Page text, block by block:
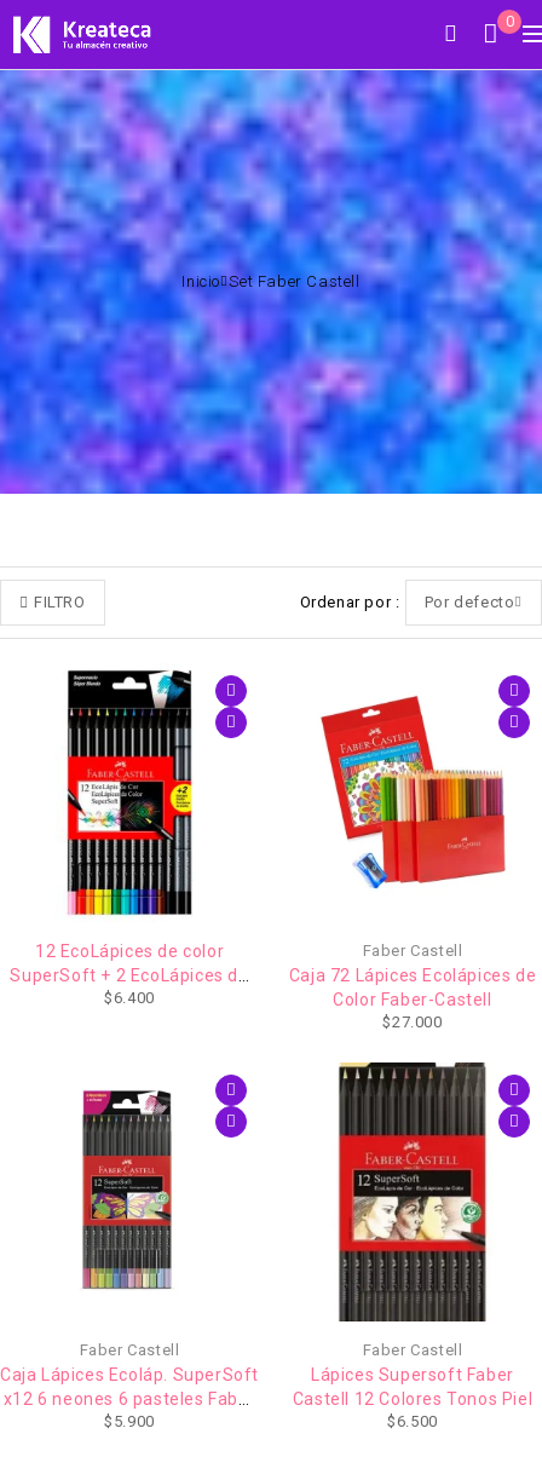
0
Inicio Set Faber Castell
FILTRO Ordenar por Por defecto
12 EcoLápices de color
SuperSoft + 2 EcoLápices de
grafito
$6.400
Faber Castell
Caja 72 Lápices Ecolápices de
Color Faber-Castell
$27.000
Faber Castell
Caja Lápices Ecoláp. SuperSoft
x12 6 neones 6 pasteles Faber
Castell
$ 5.900
Faber Castell
Lápices Supersoft Faber
Castell 12 Colores Tonos Piel
$6.500